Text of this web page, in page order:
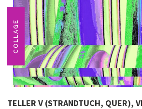
COLLAGE
TELLER V (STRANDTUCH, QUER),